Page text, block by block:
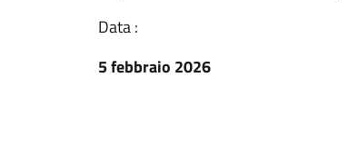
Data :
5 febbraio 2026